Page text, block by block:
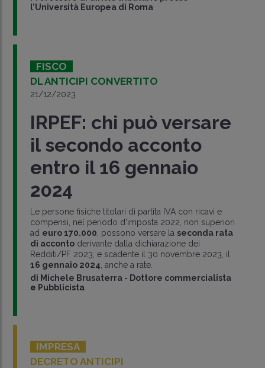
l’Università Europea di Roma
FISCO
DL ANTICIPI CONVERTITO
21/12/2023
IRPEF: chi può versare
il secondo acconto
entro il 16 gennaio
2024
Le persone fisiche titolari di partita IVA con ricavi e
compensi, nel periodo d'imposta 2022, non superiori
ad euro 170.000 , possono versare la seconda rata
di accontoderivante dalla dichiarazione dei
Redditi/PF 2023, e scadente il 30 novembre 2023, il
16 gennaio 2024 , anche a rate.
di Michele Brusaterra - Dottore commercialista
e Pubblicista
IMPRESA
DECRETO ANTICIPI